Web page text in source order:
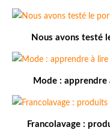
Nous avons testé
Mode :
Francolavage :